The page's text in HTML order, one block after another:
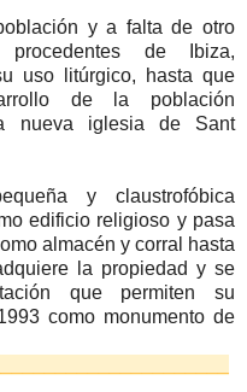
y a falta de otro
de Ibiza,
uso litúrgico, hasta que
de la población
nueva iglesia de Sant
y claustrofóbica
edificio religioso y pasa
almacén y corral hasta
la propiedad y se
que permiten su
como monumento de